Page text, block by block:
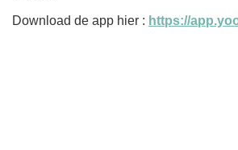
Download de app hier : https://